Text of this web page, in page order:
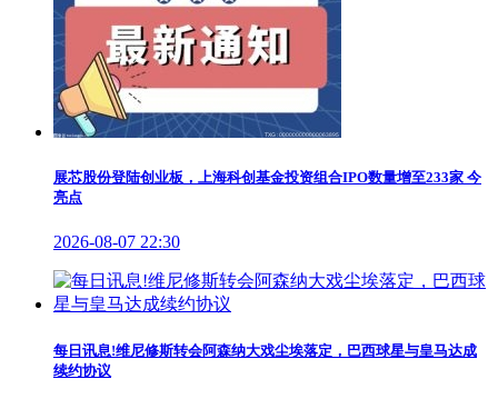
展芯股份登陆创业板，上海科创基金投资组合IPO数量增至233家 今
亮点
2026-08-07 22:30
每日讯息!维尼修斯转会阿森纳大戏尘埃落定，巴西球星与皇马达成
续约协议